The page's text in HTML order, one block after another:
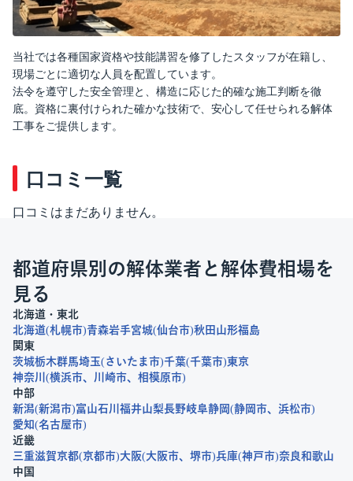
当社では各種国家資格や技能講習を修了したスタッフが在籍し、
現場ごとに適切な人員を配置しています。
法令を遵守した安全管理と、構造に応じた的確な施工判断を徹
底。資格に裏付けられた確かな技術で、安心して任せられる解体
工事をご提供します。
口コミ一覧
口コミはまだありません。
都道府県別の解体業者と解体費相場を
見る
北海道・東北
北海道 札幌市 青森岩手宮城 仙台市 秋田 山形福島
関東
茨城栃木群馬埼玉 さいたま市 千葉 千葉市 東京
神奈川
横浜市 川崎市
相模原市
中部
新潟 新潟市 富山石川 福井山梨長野岐阜静岡 静岡市
浜松市
愛知 名古屋市
近畿
三重滋賀京都 京都市 大阪 大阪市 堺市 兵庫 神戸市 奈良和歌山
中国